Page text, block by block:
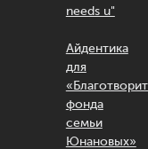
needs u"
Айдентика
для
фонда
семьи
Юнановых»